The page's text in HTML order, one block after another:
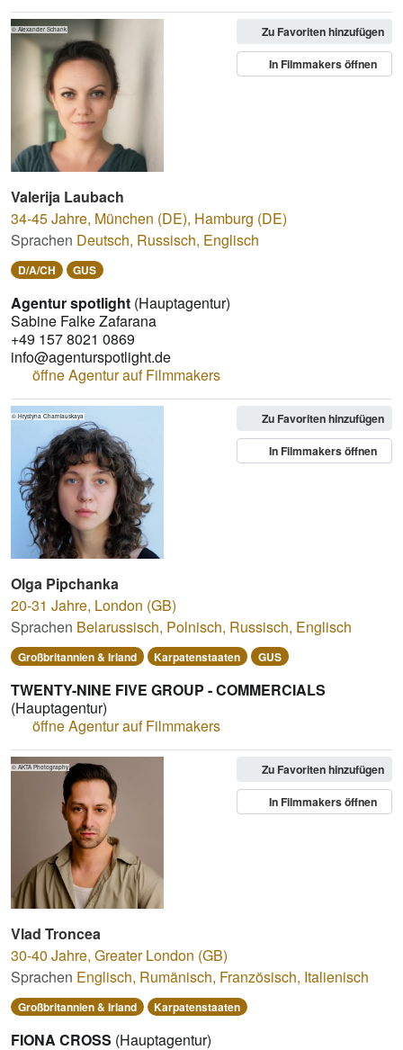
Zu Favoriten hinzufügen
In Filmmakers öffnen
© Alexander Schank
34-45 Jahre, München (DE), Hamburg (DE)
Sprachen Deutsch, Russisch, Englisch
D/A/CH GUS
Valerija Laubach
Agentur spotlight (Hauptagentur)
Sabine Falke Zafarana
+49 157 8021 0869
info@agenturspotlight.de
öffne Agentur auf Filmmakers
Zu Favoriten hinzufügen
In Filmmakers öffnen
© Hrystyna Charniauskaya
20-31 Jahre, London (GB)
Sprachen Belarussisch, Polnisch, Russisch, Englisch
Großbritannien & Irland Karpatenstaaten GUS
Olga Pipchanka
TWENTY-NINE FIVE GROUP - COMMERCIALS
(Hauptagentur)
öffne Agentur auf Filmmakers
Zu Favoriten hinzufügen
In Filmmakers öffnen
© AKTA Photography
30-40 Jahre, Greater London (GB)
Sprachen Englisch, Rumänisch, Französisch, Italienisch
Großbritannien & Irland Karpatenstaaten
Vlad Troncea
FIONA CROSS (Hauptagentur)